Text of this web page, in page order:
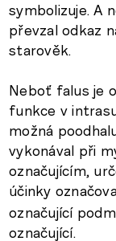
symbolizuje. A
převzal odkaz
starověk.
Neboť falus je
funkce v
možná
vykonával při
označujícím,
účinky
označující
označující.